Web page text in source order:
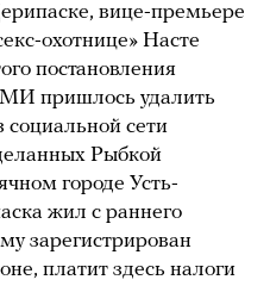
вице-премьере
охотнице» Насте
постановления
пришлось удалить
социальной сети
Рыбкой
городе Усть-
жил с раннего
зарегистрирован
платит здесь налоги